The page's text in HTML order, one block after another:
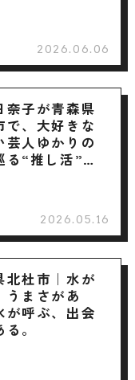
2026.06.06
奈子が青森県
で、大好きな
芸人ゆかりの
る“推し活”旅
2026.05.16
北杜市｜水が
うまさがあ
が呼ぶ、出会
。